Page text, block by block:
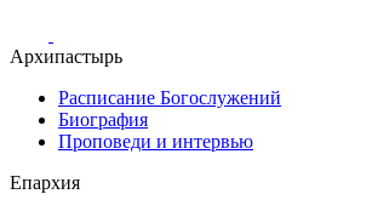
Архипастырь
Расписание Богослужений
Биография
Проповеди и интервью
Епархия